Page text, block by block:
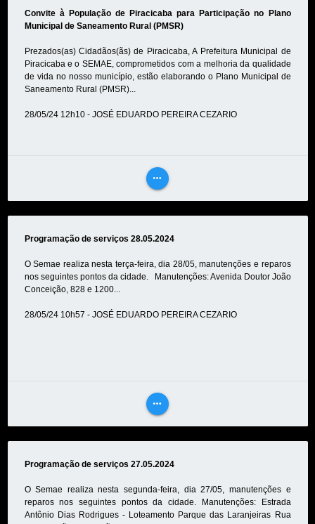
Convite à População de Piracicaba para Participação no Plano
Municipal de Saneamento Rural (PMSR)
Prezados(as) Cidadãos(ãs) de Piracicaba, A Prefeitura Municipal de
Piracicaba e o SEMAE, comprometidos com a melhoria da qualidade
de vida no nosso município, estão elaborando o Plano Municipal de
Saneamento Rural (PMSR)...
28/05/24 12h10 - JOSÉ EDUARDO PEREIRA CEZARIO
more_horiz
VEJA
Programação de serviços 28.05.2024
O Semae realiza nesta terça-feira, dia 28/05, manutenções e reparos
nos seguintes pontos da cidade. Manutenções: Avenida Doutor João
Conceição, 828 e 1200...
28/05/24 10h57 - JOSÉ EDUARDO PEREIRA CEZARIO
more_horiz
VEJA
Programação de serviços 27.05.2024
O Semae realiza nesta segunda-feira, dia 27/05, manutenções e
reparos nos seguintes pontos da cidade. Manutenções: Estrada
Antônio Dias Rodrigues - Loteamento Parque das Laranjeiras Rua